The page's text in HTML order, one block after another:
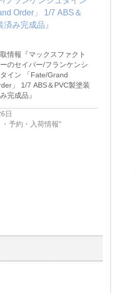
情報『マックスファクト
ーのセイバー/フランケンシ
タイン ​「Fate/Grand
」 ​1/7 ​ABS＆PVC製塗装
完成品』
日
予約・入荷情報"